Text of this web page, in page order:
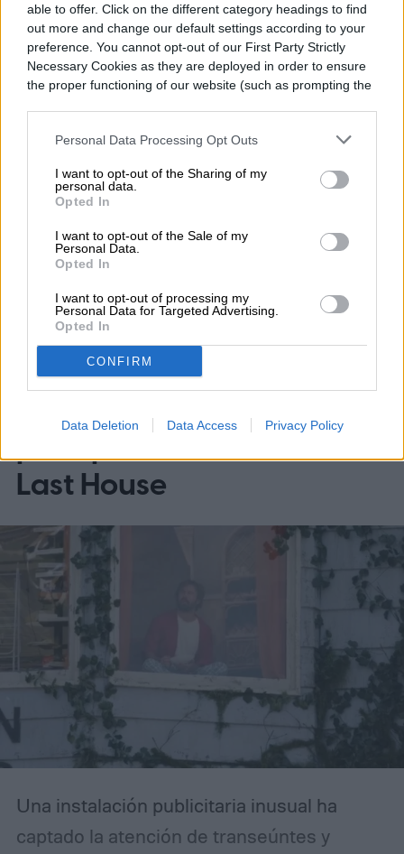
able to offer. Click on the different category headings to find
out more and change our default settings according to your
preference. You cannot opt-out of our First Party Strictly
Necessary Cookies as they are deployed in order to ensure
the proper functioning of our website (such as prompting the
Personal Data Processing Opt Outs
I want to opt-out of the Sharing of my
personal data.
Opted In
I want to opt-out of the Sale of my
Personal Data.
Opted In
I want to opt-out of processing my
Personal Data for Targeted Advertising.
Opted In
CONFIRM
Data Deletion Data Access Privacy Policy
Diego Bastarrica es Senior Editor y Head of
Content en Digital Trends en Español,
donde lidera la estrategia editorial, SEO…
Topics
ENTRETENIMIENTO
Un hombre vive dentro de
una valla publicitaria
para promocionar The
Last House
Una instalación publicitaria inusual ha
captado la atención de transeúntes y